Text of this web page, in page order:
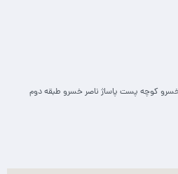
خسرو کوچه پست پاساژ ناصر خسرو طبقه دوم